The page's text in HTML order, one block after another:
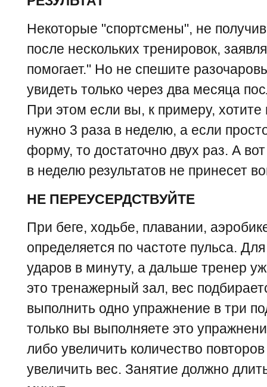
Некоторые "спортсмены", не
после нескольких тренировок,
помогает." Но не спешите
увидеть только через два месяца
При этом если вы, к примеру, хотите
нужно 3 раза в неделю, а если
форму, то достаточно двух раз. А
в неделю результатов не принесет
НЕ ПЕРЕУСЕРДСТВУЙТЕ
При беге, ходьбе, плавании,
определяется по частоте пульса.
ударов в минуту, а дальше тренер
это тренажерный зал, вес
выполнить одно упражнение в три
только вы выполняете это
либо увеличить количество
увеличить вес. Занятие должно